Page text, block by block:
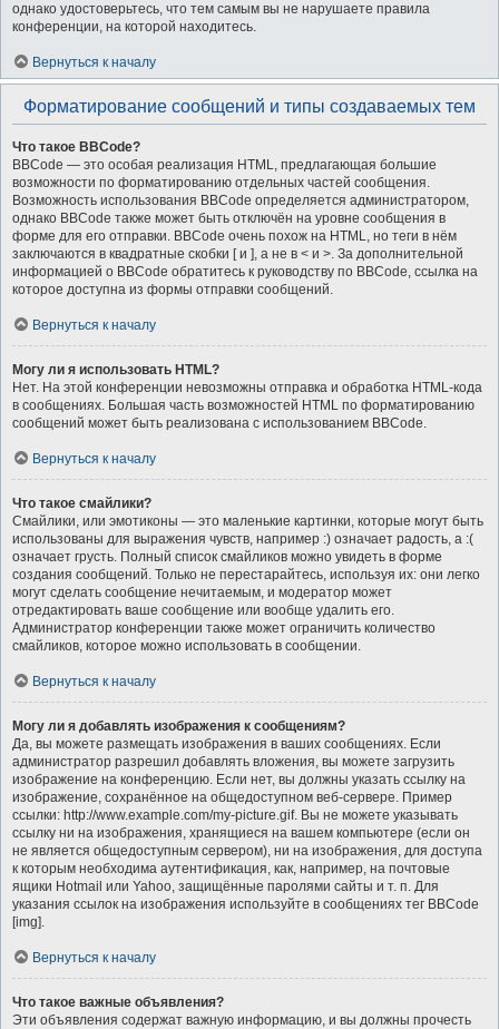
однако удостоверьтесь, что тем самым вы не нарушаете правила
конференции, на которой находитесь.
Вернуться к началу
Форматирование сообщений и типы создаваемых тем
Что такое BBCode?
BBCode — это особая реализация HTML, предлагающая большие
возможности по форматированию отдельных частей сообщения.
Возможность использования BBCode определяется администратором,
однако BBCode также может быть отключён на уровне сообщения в
форме для его отправки. BBCode очень похож на HTML, но теги в нём
заключаются в квадратные скобки [ и ], а не в < и >. За дополнительной
информацией о BBCode обратитесь к руководству по BBCode, ссылка на
которое доступна из формы отправки сообщений.
Вернуться к началу
Могу ли я использовать HTML?
Нет. На этой конференции невозможны отправка и обработка HTML-кода
в сообщениях. Большая часть возможностей HTML по форматированию
сообщений может быть реализована с использованием BBCode.
Вернуться к началу
Что такое смайлики?
Смайлики, или эмотиконы — это маленькие картинки, которые могут быть
использованы для выражения чувств, например :) означает радость, а :(
означает грусть. Полный список смайликов можно увидеть в форме
создания сообщений. Только не перестарайтесь, используя их: они легко
могут сделать сообщение нечитаемым, и модератор может
отредактировать ваше сообщение или вообще удалить его.
Администратор конференции также может ограничить количество
смайликов, которое можно использовать в сообщении.
Вернуться к началу
Могу ли я добавлять изображения к сообщениям?
Да, вы можете размещать изображения в ваших сообщениях. Если
администратор разрешил добавлять вложения, вы можете загрузить
изображение на конференцию. Если нет, вы должны указать ссылку на
изображение, сохранённое на общедоступном веб-сервере. Пример
ссылки: http://www.example.com/my-picture.gif. Вы не можете указывать
ссылку ни на изображения, хранящиеся на вашем компьютере (если он
не является общедоступным сервером), ни на изображения, для доступа
к которым необходима аутентификация, как, например, на почтовые
ящики Hotmail или Yahoo, защищённые паролями сайты и т. п. Для
указания ссылок на изображения используйте в сообщениях тег BBCode
[img].
Вернуться к началу
Что такое важные объявления?
Эти объявления содержат важную информацию, и вы должны прочесть